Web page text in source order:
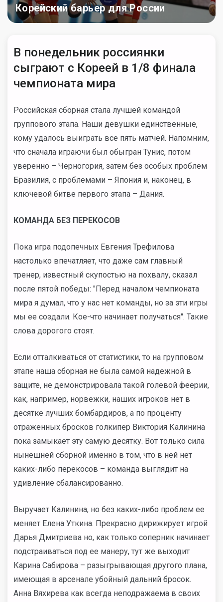
Корейский барьер для России
В понедельник россиянки
сыграют с Кореей в 1/8 финала
чемпионата мира
Российская сборная стала лучшей командой
группового этапа. Наши девушки единственные,
кому удалось выиграть все пять матчей. Напомним,
что сначала играючи был обыгран Тунис, потом
уверенно – Черногория, затем без особых проблем
Бразилия, с проблемами – Япония и, наконец, в
ключевой битве первого этапа – Дания.
КОМАНДА БЕЗ ПЕРЕКОСОВ
Пока игра подопечных Евгения Трефилова
настолько впечатляет, что даже сам главный
тренер, известный скупостью на похвалу, сказал
после пятой победы: "Перед началом чемпионата
мира я думал, что у нас нет команды, но за эти игры
мы ее создали. Кое-что начинает получаться". Такие
слова дорогого стоят.
Если отталкиваться от статистики, то на групповом
этапе наша сборная не была самой надежной в
защите, не демонстрировала такой голевой феерии,
как, например, норвежки, наших игроков нет в
десятке лучших бомбардиров, а по проценту
отраженных бросков голкипер Виктория Калинина
пока замыкает эту самую десятку. Вот только сила
нынешней сборной именно в том, что в ней нет
каких-либо перекосов – команда выглядит на
удивление сбалансированно.
Выручает Калинина, но без каких-либо проблем ее
меняет Елена Уткина. Прекрасно дирижирует игрой
Дарья Дмитриева но, как только соперник начинает
подстраиваться под ее манеру, тут же выходит
Карина Сабирова – разыгрывающая другого плана,
имеющая в арсенале убойный дальний бросок.
Анна Вяхирева как всегда неподражаема в своих